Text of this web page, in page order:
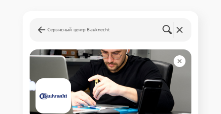
Сервисный центр Bauknecht